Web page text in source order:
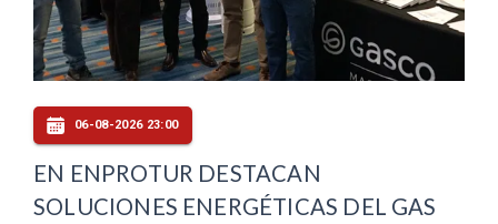
06-08-2026 23:00
EN ENPROTUR DESTACAN
SOLUCIONES ENERGÉTICAS DEL GAS